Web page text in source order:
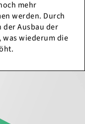
mehr
werden. Durch
der Ausbau der
wiederum die